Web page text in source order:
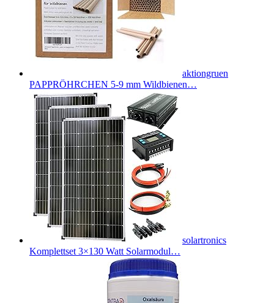
aktiongruen
PAPPRÖHRCHEN 5-9 mm Wildbienen…
solartronics
Komplettset 3×130 Watt Solarmodul…